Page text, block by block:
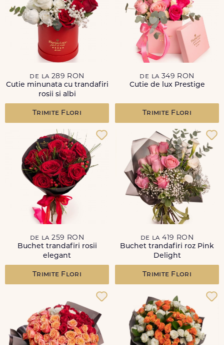
de la 289 RON
Cutie minunata cu trandafiri
rosii si albi
Trimite Flori
de la 349 RON
Cutie de lux Prestige
Trimite Flori
de la 259 RON
Buchet trandafiri rosii
elegant
Trimite Flori
de la 419 RON
Buchet trandafiri roz Pink
Delight
Trimite Flori